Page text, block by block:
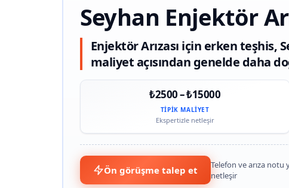
Seyhan Enjektör
Enjektör Arızası için erken
maliyet açısından genelde daha
₺2500 – ₺15000
TIPIK MALIYET
Ekspertizle netleşir
Ön görüşme talep et
Telefon ve arıza notu
netleşir